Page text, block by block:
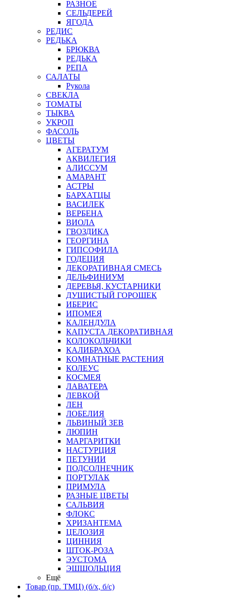
РАЗНОЕ
СЕЛЬДЕРЕЙ
ЯГОДА
РЕДИС
РЕДЬКА
БРЮКВА
РЕДЬКА
РЕПА
САЛАТЫ
Рукола
СВЕКЛА
ТОМАТЫ
ТЫКВА
УКРОП
ФАСОЛЬ
ЦВЕТЫ
АГЕРАТУМ
АКВИЛЕГИЯ
АЛИССУМ
АМАРАНТ
АСТРЫ
БАРХАТЦЫ
ВАСИЛЕК
ВЕРБЕНА
ВИОЛА
ГВОЗДИКА
ГЕОРГИНА
ГИПСОФИЛА
ГОДЕЦИЯ
ДЕКОРАТИВНАЯ СМЕСЬ
ДЕЛЬФИНИУМ
ДЕРЕВЬЯ, КУСТАРНИКИ
ДУШИСТЫЙ ГОРОШЕК
ИБЕРИС
ИПОМЕЯ
КАЛЕНДУЛА
КАПУСТА ДЕКОРАТИВНАЯ
КОЛОКОЛЬЧИКИ
КАЛИБРАХОА
КОМНАТНЫЕ РАСТЕНИЯ
КОЛЕУС
КОСМЕЯ
ЛАВАТЕРА
ЛЕВКОЙ
ЛЕН
ЛОБЕЛИЯ
ЛЬВИНЫЙ ЗЕВ
ЛЮПИН
МАРГАРИТКИ
НАСТУРЦИЯ
ПЕТУНИИ
ПОДСОЛНЕЧНИК
ПОРТУЛАК
ПРИМУЛА
РАЗНЫЕ ЦВЕТЫ
САЛЬВИЯ
ФЛОКС
ХРИЗАНТЕМА
ЦЕЛОЗИЯ
ЦИННИЯ
ШТОК-РОЗА
ЭУСТОМА
ЭШШОЛЬЦИЯ
Ещё
Товар (пр. ТМЦ) (б/х, б/с)